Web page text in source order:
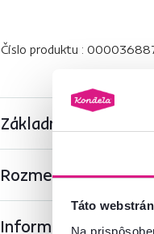
Táto
Na
Číslo produktu :
Základné parametre
Rozmery a
Informácie o balení